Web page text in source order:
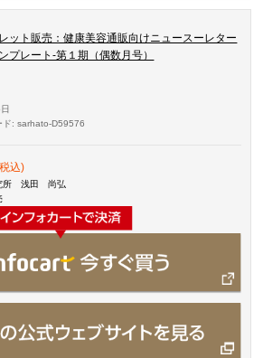
ット販売：健康美容通販向けニュースーレター
プレート-第１期（偶数月号）
ド: sarhato-D59576
込)
所 浅田 尚弘